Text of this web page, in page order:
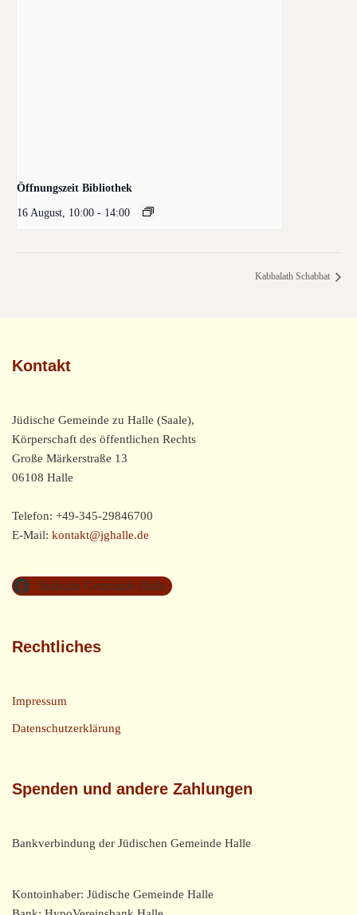
Öffnungszeit Bibliothek
16 August, 10:00 - 14:00
Kabbalath Schabbat
Kontakt
Jüdische Gemeinde zu Halle (Saale),
Körperschaft des öffentlichen Rechts
Große Märkerstraße 13
06108 Halle
Telefon: +49-345-29846700
E-Mail: kontakt@jghalle.de
Jüdische Gemeinde Halle
Rechtliches
Impressum
Datenschutzerklärung
Spenden und andere Zahlungen
Bankverbindung der Jüdischen Gemeinde Halle
Kontoinhaber: Jüdische Gemeinde Halle